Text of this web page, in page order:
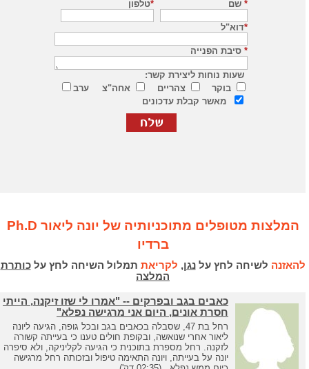
המלצות מטופלים מתוכניותיה של יונה ליאור Ph.D
ברדיו
להאזנה לשיחה לחץ עלנגן, לקריאת תמלול השיחה לחץ עלכותרת
המלצה
כאבים בגב ובפרקים -- "אמרו לי שזו זיקנה, הייתי
חסרת אונים, היום אני מרגישה נפלא"
רחל בת 47, שסבלה בכאבים בגב ובכל גופה, הגיעה ליונה
ליאור אחרי שנואשה, ובקופת חולים טענו כי בעייתה קשורה
לזקנה. רחל מספרת בתוכנית כי הגיעה לקליניקה, ולא סיפרה
יונה על בעייתה, ויונה התאימה טיפול ובזכותה רחל מרגישה